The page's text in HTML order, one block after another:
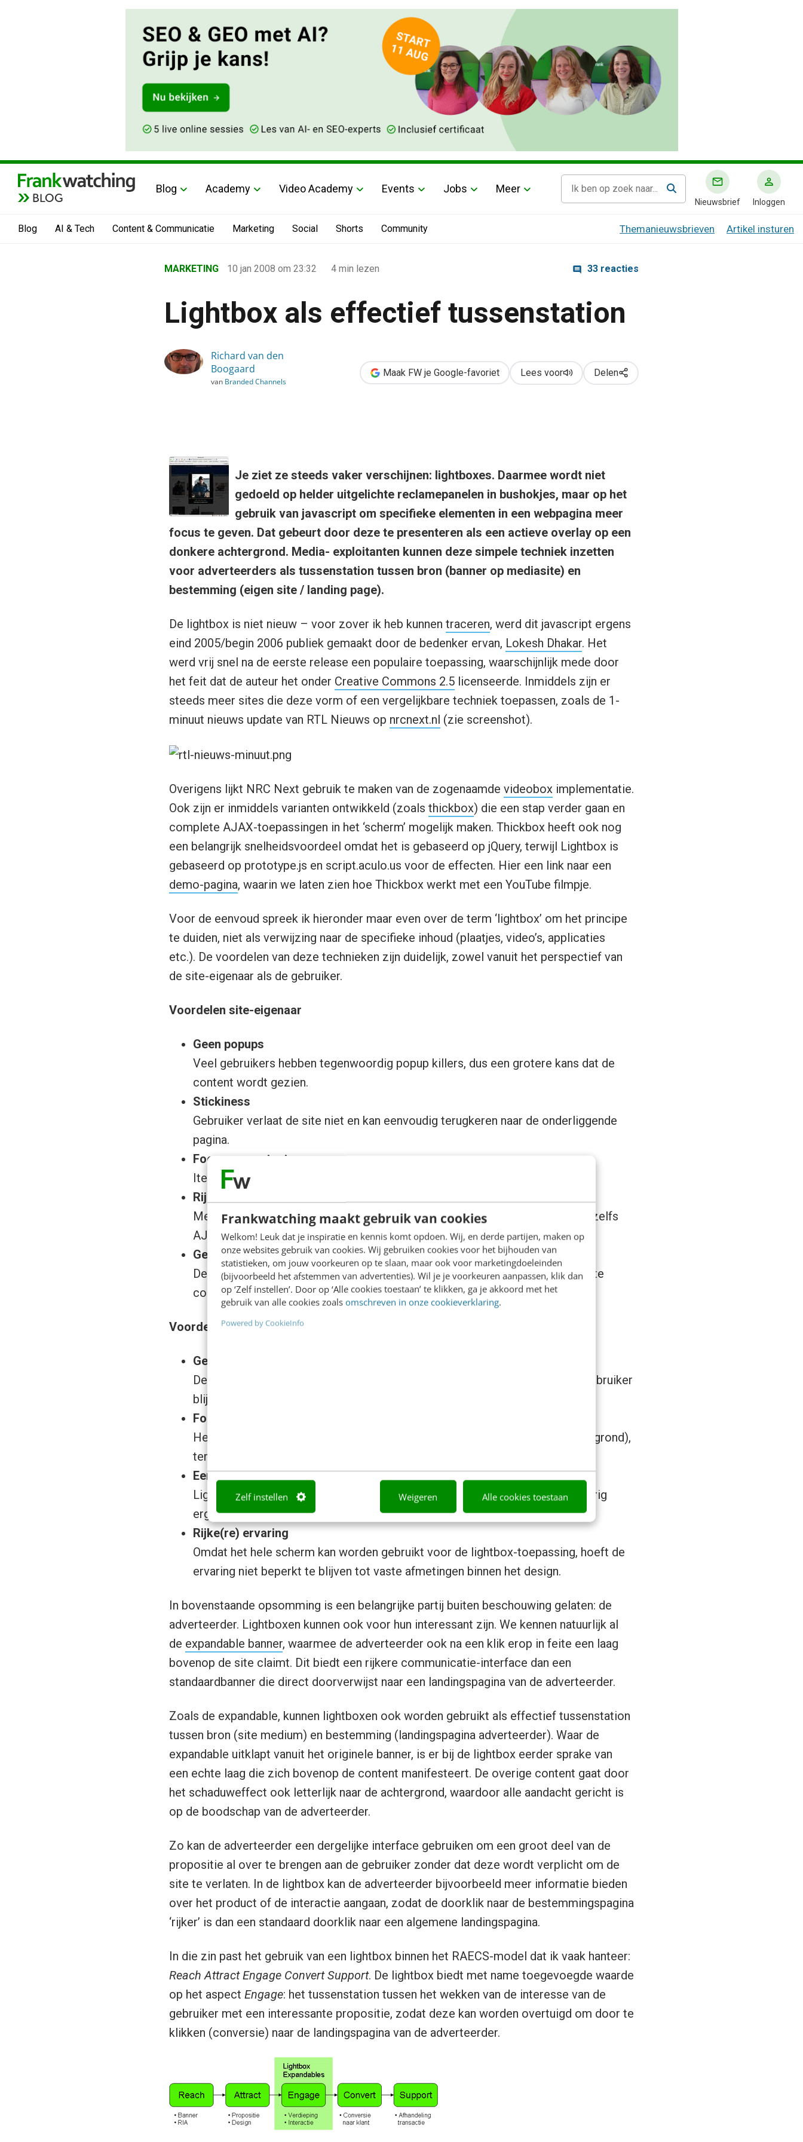
Frankwatching maakt gebruik van cookies
Welkom! Leuk dat je inspiratie en kennis komt opdoen. Wij, en derde partijen, maken op
onze websites gebruik van cookies. Wij gebruiken cookies voor het bijhouden van
statistieken, om jouw voorkeuren op te slaan, maar ook voor marketingdoeleinden
(bijvoorbeeld het afstemmen van advertenties). Wil je je voorkeuren aanpassen, klik dan
op ‘Zelf instellen’. Door op ‘Alle cookies toestaan’ te klikken, ga je akkoord met het
gebruik van alle cookies zoals omschreven in onze cookieverklaring.
Powered by CookieInfo
Zelf instellen Weigeren Alle cookies toestaan
BLOG
Blog Academy Video Academy Events Jobs Meer
Nieuwsbrief Inloggen
Blog AI & Tech Content & Communicatie Marketing Social Shorts Community Themanieuwsbrieven Artikel insturen
›
›
Lightbox als effectief tussenstation
MARKETING 10 jan 2008 om 23:32 4 min lezen 33 reacties
Lightbox als effectief tussenstation
Richard van den
Boogaard
van Branded Channels
Maak FW je Google-favoriet Lees voor Delen
Je ziet ze steeds vaker verschijnen: lightboxes. Daarmee wordt niet
gedoeld op helder uitgelichte reclamepanelen in bushokjes, maar op het
gebruik van javascript om specifieke elementen in een webpagina meer
focus te geven. Dat gebeurt door deze te presenteren als een actieve overlay op een
donkere achtergrond. Media- exploitanten kunnen deze simpele techniek inzetten
voor adverteerders als tussenstation tussen bron (banner op mediasite) en
bestemming (eigen site / landing page).
De lightbox is niet nieuw – voor zover ik heb kunnen traceren, werd dit javascript ergens
eind 2005/begin 2006 publiek gemaakt door de bedenker ervan, Lokesh Dhakar. Het
werd vrij snel na de eerste release een populaire toepassing, waarschijnlijk mede door
het feit dat de auteur het onder Creative Commons 2.5licenseerde. Inmiddels zijn er
steeds meer sites die deze vorm of een vergelijkbare techniek toepassen, zoals de 1-
minuut nieuws update van RTL Nieuws op nrcnext.nl (zie screenshot).
Overigens lijkt NRC Next gebruik te maken van de zogenaamde videoboximplementatie.
Ook zijn er inmiddels varianten ontwikkeld (zoals thickbox) die een stap verder gaan en
complete AJAX-toepassingen in het ‘scherm’ mogelijk maken. Thickbox heeft ook nog
een belangrijk snelheidsvoordeel omdat het is gebaseerd op jQuery, terwijl Lightbox is
gebaseerd op prototype.js en script.aculo.us voor de effecten. Hier een link naar een
demo-pagina, waarin we laten zien hoe Thickbox werkt met een YouTube filmpje.
Voor de eenvoud spreek ik hieronder maar even over de term ‘lightbox’ om het principe
te duiden, niet als verwijzing naar de specifieke inhoud (plaatjes, video’s, applicaties
etc.). De voordelen van deze technieken zijn duidelijk, zowel vanuit het perspectief van
de site-eigenaar als de gebruiker.
Voordelen site-eigenaar
Geen popups
Veel gebruikers hebben tegenwoordig popup killers, dus een grotere kans dat de
content wordt gezien.
Stickiness
Gebruiker verlaat de site niet en kan eenvoudig terugkeren naar de onderliggende
pagina.
Focus op content
Item binnen de lightbox krijgt de focus, onderliggende content wordt donker.
Rijkere content
Met deze techniek kan de content worden verrijkt met animaties, video’s en zelfs
AJAX-toepassingen.
Geen design-beperkingen
De lightbox is niet beperkt tot beschikbare afmetingen binnen de reguliere site
content. In principe kan het hele scherm als nieuwe laag worden gebruikt.
Voordelen voor gebruiker
Geen popups
De lightbox fungeert als een extra laag bovenop de bestaande content. De gebruiker
blijft op de site.
Focus op content
Het geselecteerde item heeft de aandacht (visueel ook door donkere achtergrond),
terwijl de onderliggende content zichtbaar blijft.
Eenvoudige terugkeer naar bron
Lightbox is te sluiten door op ‘close’ te klikken, ESC in te toetsen of willekeurig
ergens te klikken.
Rijke(re) ervaring
Omdat het hele scherm kan worden gebruikt voor de lightbox-toepassing, hoeft de
ervaring niet beperkt te blijven tot vaste afmetingen binnen het design.
In bovenstaande opsomming is een belangrijke partij buiten beschouwing gelaten: de
adverteerder. Lightboxen kunnen ook voor hun interessant zijn. We kennen natuurlijk al
de expandable banner, waarmee de adverteerder ook na een klik erop in feite een laag
bovenop de site claimt. Dit biedt een rijkere communicatie-interface dan een
standaardbanner die direct doorverwijst naar een landingspagina van de adverteerder.
Zoals de expandable, kunnen lightboxen ook worden gebruikt als effectief tussenstation
tussen bron (site medium) en bestemming (landingspagina adverteerder). Waar de
expandable uitklapt vanuit het originele banner, is er bij de lightbox eerder sprake van
een echte laag die zich bovenop de content manifesteert. De overige content gaat door
het schaduweffect ook letterlijk naar de achtergrond, waardoor alle aandacht gericht is
op de boodschap van de adverteerder.
Zo kan de adverteerder een dergelijke interface gebruiken om een groot deel van de
propositie al over te brengen aan de gebruiker zonder dat deze wordt verplicht om de
site te verlaten. In de lightbox kan de adverteerder bijvoorbeeld meer informatie bieden
over het product of de interactie aangaan, zodat de doorklik naar de bestemmingspagina
‘rijker’ is dan een standaard doorklik naar een algemene landingspagina.
In die zin past het gebruik van een lightbox binnen het RAECS-model dat ik vaak hanteer:
Reach Attract Engage Convert Support. De lightbox biedt met name toegevoegde waarde
op het aspect Engage: het tussenstation tussen het wekken van de interesse van de
gebruiker met een interessante propositie, zodat deze kan worden overtuigd om door te
klikken (conversie) naar de landingspagina van de adverteerder.